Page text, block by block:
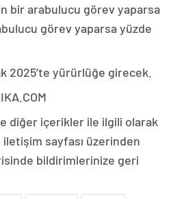
bir arabulucu görev yaparsa
görev yaparsa yüzde
2025’te yürürlüğe girecek.
diğer içerikler ile ilgili olarak
sayfası üzerinden
bildirimlerinize geri